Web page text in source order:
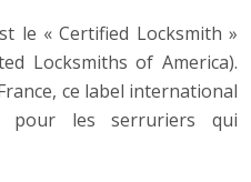
le « Certified Locksmith »
Locksmiths of America).
ce label international
les serruriers qui